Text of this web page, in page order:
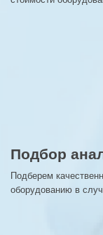
Подбор
Подберем
оборудованию в